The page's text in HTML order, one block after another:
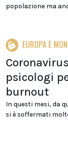
popolazione ma
EUROPA E
psicologi
burnout
In questi mesi, da
si è soffermati